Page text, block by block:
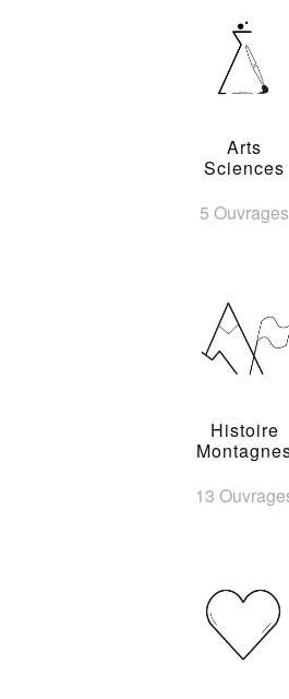
Arts
Sciences
5 Ouvrages
Histoire
13